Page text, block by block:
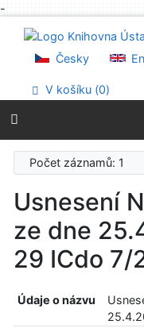
-
Přejít na menu
Prohlášení o
Česky
V košíku (0)
Počet záznamů: 1
Usnesení
ze dne
29 ICdo 7/
Údaje o názvu